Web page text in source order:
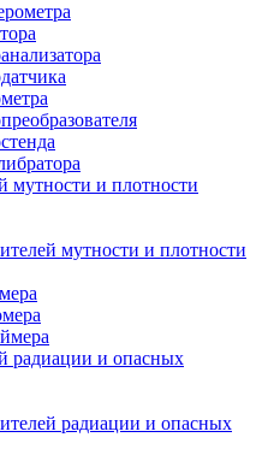
мутности и плотности
мутности и плотности
радиации и опасных
радиации и опасных